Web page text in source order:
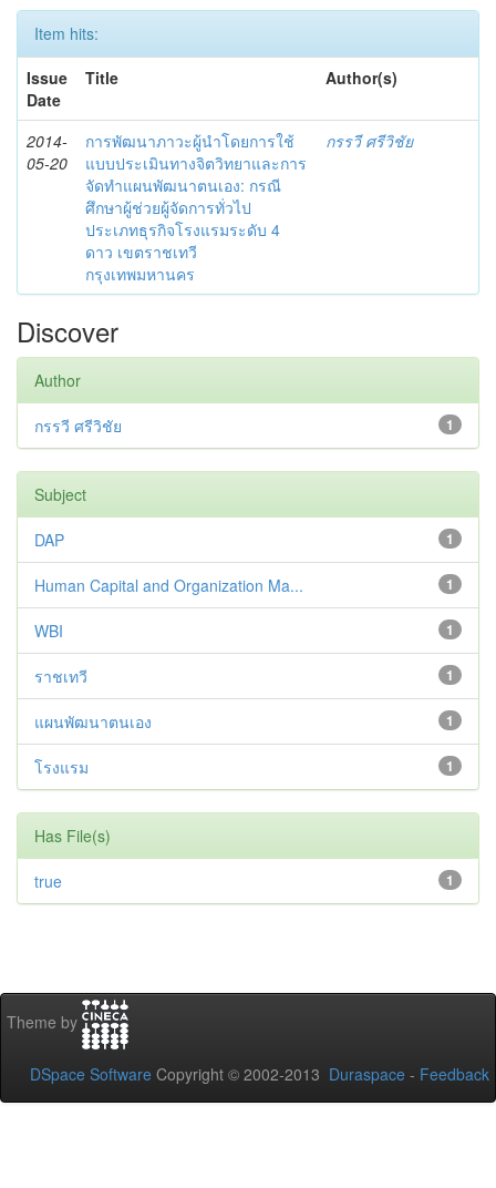
Item hits:
Issue
Date
Title Author(s)
2014-
05-20
การพัฒนาภาวะผู้นำโดยการใช้
แบบประเมินทางจิตวิทยาและการ
จัดทำแผนพัฒนาตนเอง: กรณี
ศึกษาผู้ช่วยผู้จัดการทั่วไป
ประเภทธุรกิจโรงแรมระดับ 4
ดาว เขตราชเทวี
กรุงเทพมหานคร
กรรวี ศรีวิชัย
Discover
Author
1
กรรวี ศรีวิชัย
Subject
1
DAP
1
Human Capital and Organization Ma...
1
WBI
1
ราชเทวี
1
แผนพัฒนาตนเอง
1
โรงแรม
Has File(s)
1
true
Theme by
DSpace Software Copyright © 2002-2013 Duraspace - Feedback